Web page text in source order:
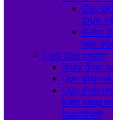
Quy
thực
Kiểm
liệu
Luật bưu chính
Nghị định
Quy định
Quy định
kiện hàng
bưu chính